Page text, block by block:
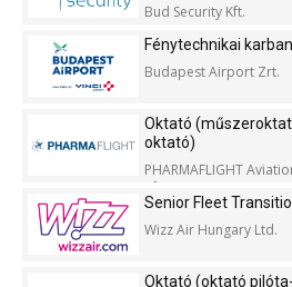
Bud Security Kft.
Fénytechnikai
Budapest Airport Zrt.
Oktató
oktató)
PHARMAFLIGHT
Kft.
Senior Fleet
Wizz Air Hungary Ltd.
Oktató (oktató